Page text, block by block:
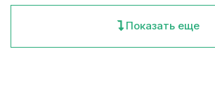
Показать еще